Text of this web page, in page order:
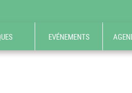
EVÉNEMENTS